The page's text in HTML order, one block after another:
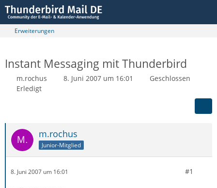
Erweiterungen
Instant Messaging mit Thunderbird
m.rochus 8. Juni 2007 um 16:01
Geschlossen
Erledigt
m.rochus
Junior-Mitglied
8. Juni 2007 um 16:01 #1